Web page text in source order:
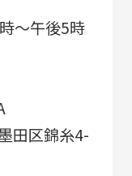
職人
～午後5時
田区錦糸4-